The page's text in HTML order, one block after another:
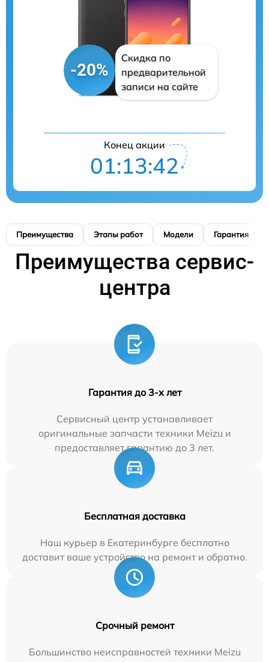
-20%
Скидка по
предварительной
записи на сайте
Конец акции
01:13:42
Преимущества Этапы работ Модели Гарантия
Преимущества сервис-
центра
Гарантия до 3-х лет
Сервисный центр устанавливает
оригинальные запчасти техники Meizu и
предоставляет гарантию до 3 лет.
Бесплатная доставка
Наш курьер в Екатеринбурге бесплатно
доставит ваше устройство на ремонт и обратно.
Срочный ремонт
Большинство неисправностей техники Meizu